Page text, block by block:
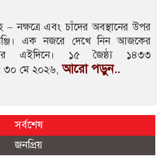
নক্ষত্রে এবং চাঁদের অবস্থানের উপর
এক নজরে দেখে নিন আজকের
এইদিনে। ১৫ জৈষ্ঠ্য ১৪৩৩
৩০ মে ২০২৬,আরো পড়ুন..
সর্বশেষ
জনপ্রিয়